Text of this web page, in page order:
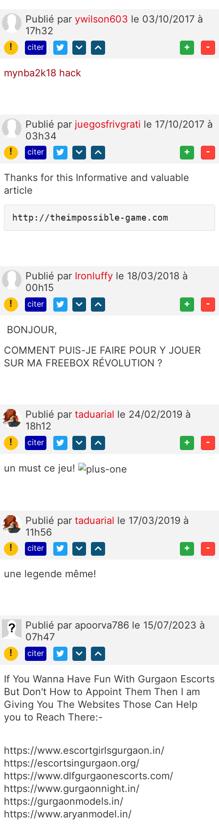
Publié par ywilson603 le 03/10/2017 à
17h32
!
citer + -
mynba2k18 hack
Publié par juegosfrivgrati le 17/10/2017 à
03h34
!
citer + -
Thanks for this Informative and valuable
article
http://theimpossible-game.com
Publié par Ironluffy le 18/03/2018 à
00h15
!
citer + -
BONJOUR,
COMMENT PUIS-JE FAIRE POUR Y JOUER
SUR MA FREEBOX RÉVOLUTION ?
Publié par taduarial le 24/02/2019 à
18h12
!
citer + -
un must ce jeu!
Publié par taduarial le 17/03/2019 à
11h56
!
citer + -
une legende même!
Publié par apoorva786 le 15/07/2023 à
07h47
!
citer
If You Wanna Have Fun With Gurgaon Escorts
But Don't How to Appoint Them Then I am
Giving You The Websites Those Can Help
you to Reach There:-
https://www.escortgirlsgurgaon.in/
https://escortsingurgaon.org/
https://www.dlfgurgaonescorts.com/
https://www.gurgaonnight.in/
https://gurgaonmodels.in/
https://www.aryanmodel.in/